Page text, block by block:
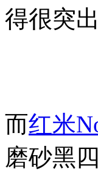
得很突出
而红米
磨砂黑